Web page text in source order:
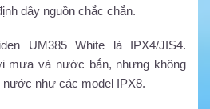
dây nguồn chắc chắn.
UM385 White là IPX4/JIS4.
mưa và nước bắn, nhưng không
nước như các model IPX8.